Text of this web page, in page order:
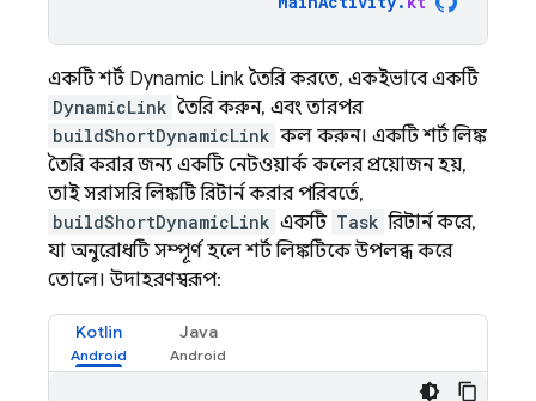
একটি শর্ট Dynamic Link তৈরি করতে, একইভাবে একটি
DynamicLink তৈরি করুন, এবং তারপর
buildShortDynamicLink কল করুন। একটি শর্ট লিঙ্ক
তৈরি করার জন্য একটি নেটওয়ার্ক কলের প্রয়োজন হয়,
তাই সরাসরি লিঙ্কটি রিটার্ন করার পরিবর্তে,
buildShortDynamicLink একটি Task রিটার্ন করে,
যা অনুরোধটি সম্পূর্ণ হলে শর্ট লিঙ্কটিকে উপলব্ধ করে
তোলে। উদাহরণস্বরূপ:
Kotlin Java